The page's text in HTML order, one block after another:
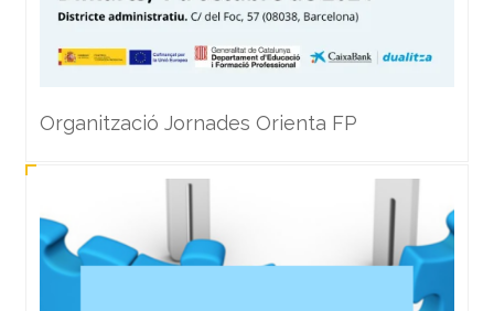
Organització Jornades Orienta FP